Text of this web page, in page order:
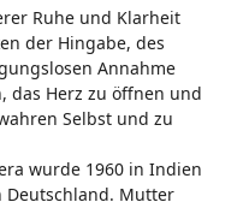
Ruhe und Klarheit
der Hingabe, des
Annahme
das Herz zu öffnen und
Selbst und zu
wurde 1960 in Indien
Mutter